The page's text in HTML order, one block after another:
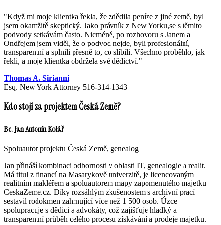
"Když mi moje klientka řekla, že zdědila peníze z jiné země, byl
jsem okamžitě skeptický. Jako právník z New Yorku,se s těmito
podvody setkávám často. Nicméně, po rozhovoru s Janem a
Ondřejem jsem viděl, že o podvod nejde, byli profesionální,
transparentní a splnili přesně to, co slíbili. Všechno proběhlo, jak
řekli, a moje klientka obdržela své dědictví."
Thomas A. Sirianni
Esq. New York Attorney 516-314-1343
Kdo stojí za projektem Česká Země?
Bc. Jan Antonín Kolář
Spoluautor projektu Česká Země, genealog
Jan přináší kombinaci odbornosti v oblasti IT, genealogie a realit.
Má titul z financí na Masarykově univerzitě, je licencovaným
realitním makléřem a spoluautorem mapy zapomenutého majetku
CeskaZeme.cz. Díky rozsáhlým zkušenostem s archivní prací
sestavil rodokmen zahrnující více než 1 500 osob. Úzce
spolupracuje s dědici a advokáty, což zajišťuje hladký a
transparentní průběh celého procesu získávání a prodeje majetku.